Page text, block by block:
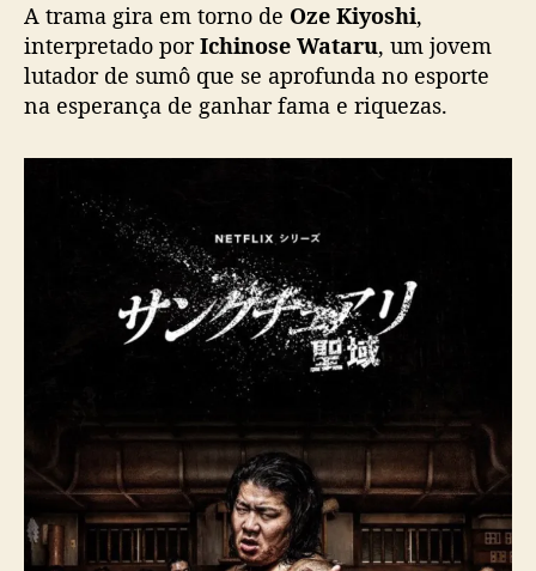
m
m
a
o
t
f
l
A trama gira em torno de Oze Kiyoshi,
interpretado porIchinose Wataru, um jovem
lutador de sumô que se aprofunda no esporte
na esperança de ganhar fama e riquezas.